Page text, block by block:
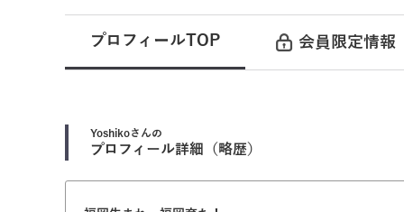
プロフィールTOP 会員限定情報
Yoshikoさんの
プロフィール詳細（略歴）